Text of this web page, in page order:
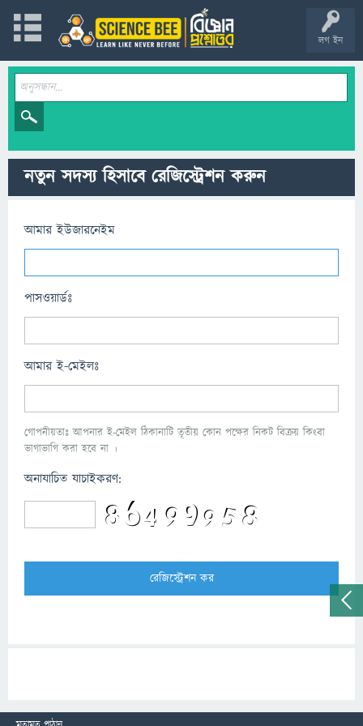
লগ ইন
নতুন সদস্য হিসাবে রেজিস্ট্রেশন করুন
আমার ইউজারনেইম
পাসওয়ার্ডঃ
আমার ই-মেইলঃ
গোপনীয়তাঃ আপনার ই-মেইল ঠিকানাটি তৃতীয় কোন পক্ষের নিকট বিক্রয় কিংবা
ভাগাভাগি করা হবে না ।
অনাযাচিত যাচাইকরণ: